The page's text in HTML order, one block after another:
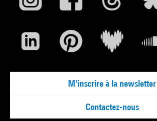
M'inscrire à la newsletter
Contactez-nous